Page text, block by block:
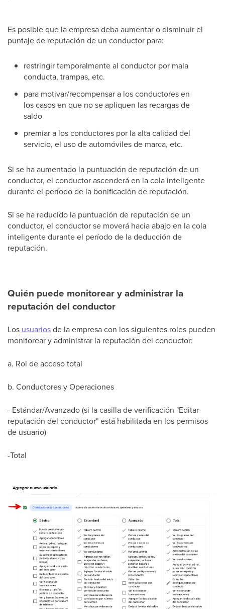
Es posible que la empresa deba aumentar o disminuir el
puntaje de reputación de un conductor para:
restringir temporalmente al conductor por mala
conducta, trampas, etc.
para motivar/recompensar a los conductores en
los casos en que no se apliquen las recargas de
saldo
premiar a los conductores por la alta calidad del
servicio, el uso de automóviles de marca, etc.
Si se ha aumentado la puntuación de reputación de un
conductor, el conductor ascenderá en la cola inteligente
durante el período de la bonificación de reputación.
Si se ha reducido la puntuación de reputación de un
conductor, el conductor se moverá hacia abajo en la cola
inteligente durante el período de la deducción de
reputación.
Quién puede monitorear y administrar la
reputación del conductor
Los usuariosde la empresa con los siguientes roles pueden
monitorear y administrar la reputación del conductor:
a. Rol de acceso total
b. Conductores y Operaciones
- Estándar/Avanzado (si la casilla de verificación "Editar
reputación del conductor" está habilitada en los permisos
de usuario)
-Total